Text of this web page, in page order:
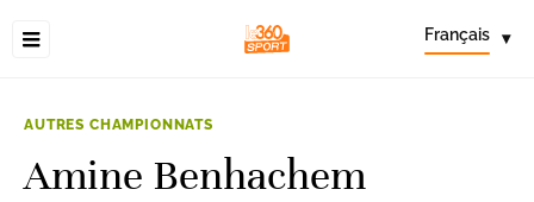
Français ▾
AUTRES CHAMPIONNATS
Amine Benhachem